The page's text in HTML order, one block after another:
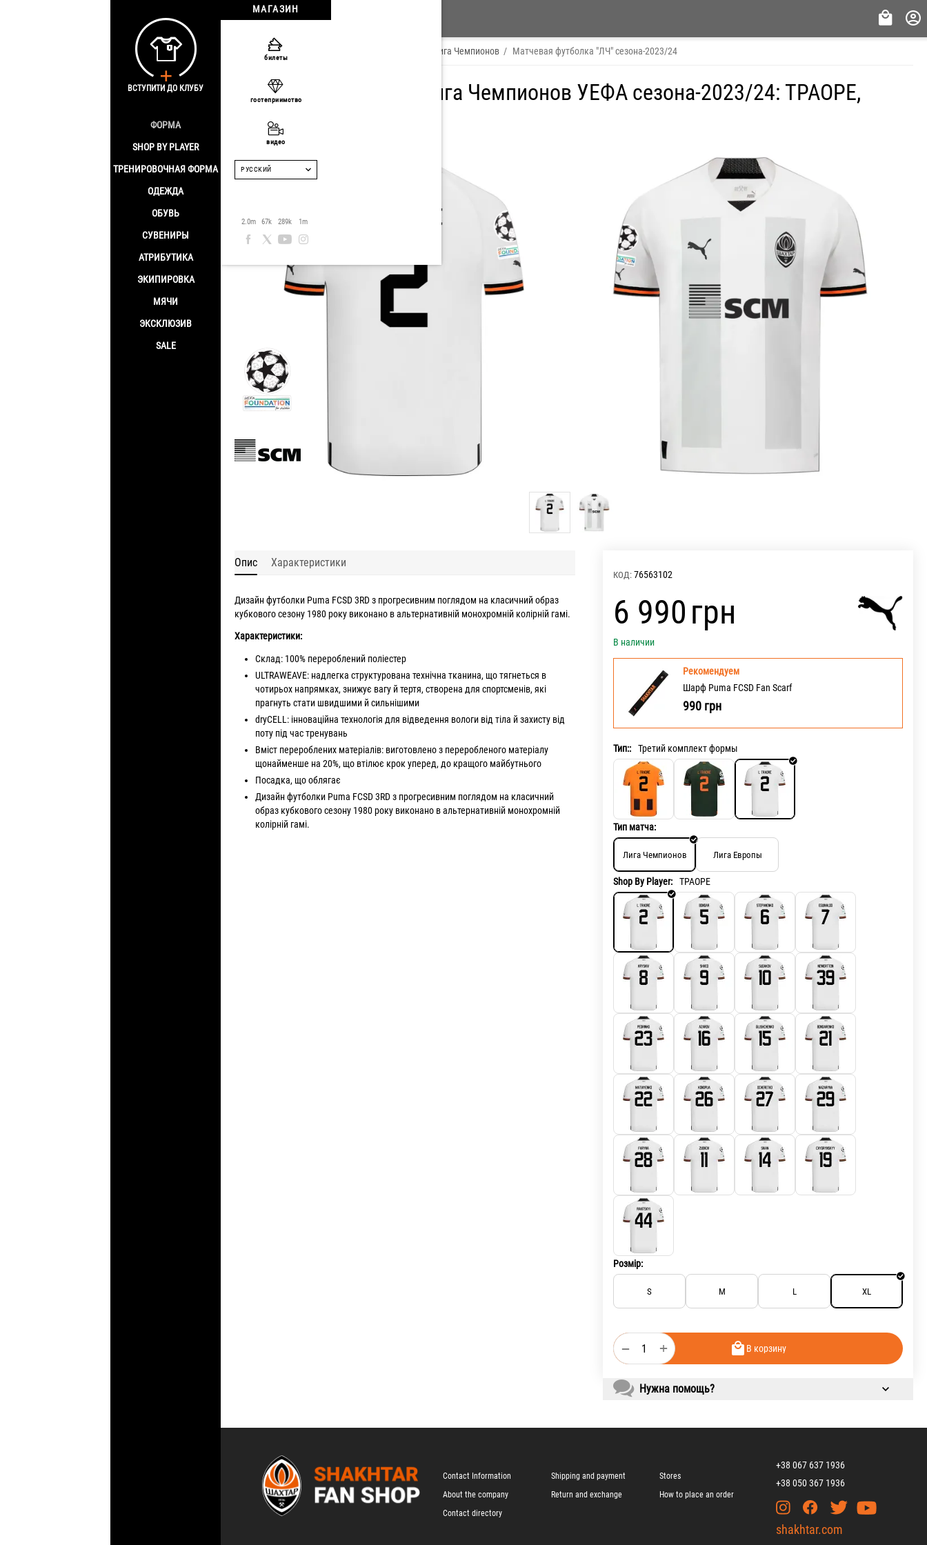
МАГАЗИН
ФОРМА
SHOP BY PLAYER
ТРЕНИРОВОЧНАЯ ФОРМА
ОДЕЖДА
ОБУВЬ
СУВЕНИРЫ
АТРИБУТИКА
ЭКИПИРОВКА
МЯЧИ
ЭКСКЛЮЗИВ
SALE
билеты
гостеприимство
видео
РУССКИЙ
2.0m 67k 289k 1m
ВСТУПИТИ ДО КЛУБУ
/ Shop by Player Лига Чемпионов / Матчевая футболка "ЛЧ" сезона-2023/24
Матчевая футболка Лига Чемпионов УЕФА сезона-2023/24: ТРАОРЕ,
номер: 2
КОД: 76563102
‍6 990‍грн
В наличии
Рекомендуем
Шарф Puma FCSD Fan Scarf
990 грн
Тип:: Третий комплект формы
Тип матча:
Лига Чемпионов Лига Европы
Shop By Player: ТРАОРЕ
Розмір:
S M L XL
+
− В корзину
Нужна помощь?
Опис Характеристики
Дизайн футболки Puma FCSD 3RD з прогресивним поглядом на класичний образ
кубкового сезону 1980 року виконано в альтернативній монохромній колірній гамі.
Характеристики:
Склад: 100% перероблений поліестер
ULTRAWEAVE: надлегка структурована технічна тканина, що тягнеться в
чотирьох напрямках, знижує вагу й тертя, створена для спортсменів, які
прагнуть стати швидшими й сильнішими
dryCELL: інноваційна технологія для відведення вологи від тіла й захисту від
поту під час тренувань
Вміст перероблених матеріалів: виготовлено з переробленого матеріалу
щонайменше на 20%, що втілює крок уперед, до кращого майбутнього
Посадка, що облягає
Дизайн футболки Puma FCSD 3RD з прогресивним поглядом на класичний
образ кубкового сезону 1980 року виконано в альтернативній монохромній
колірній гамі.
Contact Information
About the company
Contact directory
Shipping and payment
Return and exchange
Stores
How to place an order
+38 067 637 1936
+38 050 367 1936
shakhtar.com